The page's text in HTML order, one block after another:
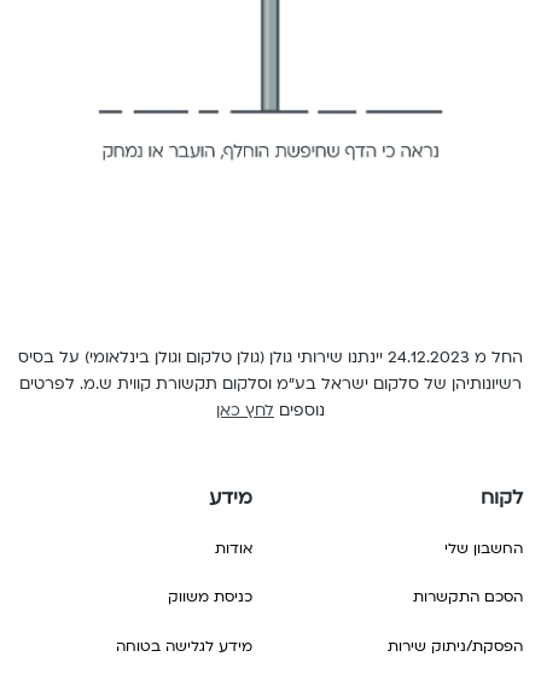
החל מ 24.12.2023 יינתנו שירותי גולן (גולן טלקום וגולן בינלאומי) על בסיס
רשיונותיהן של סלקום ישראל בע"מ וסלקום תקשורת קווית ש.מ. לפרטים
נוספים לחץ כאן
לקוח
החשבון שלי
הסכם התקשרות
הפסקת/ניתוק שירות
מידע
אודות
כניסת משווק
מידע לגלישה בטוחה